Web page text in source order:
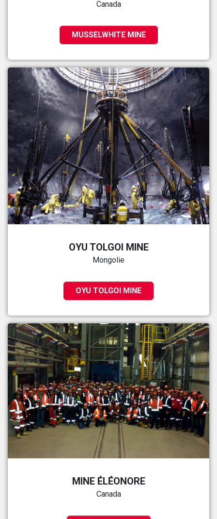
Canada
MUSSELWHITE MINE
OYU TOLGOI MINE
Mongolie
OYU TOLGOI MINE
MINE ÉLÉONORE
Canada